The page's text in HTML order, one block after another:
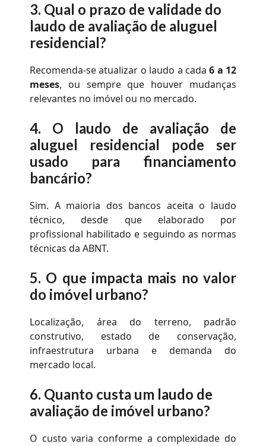
3. Qual o prazo de validade do
laudo de avaliação de aluguel
residencial?
Recomenda-se atualizar o laudo a cada6 a 12
meses, ou sempre que houver mudanças
relevantes no imóvel ou no mercado.
4. O laudo de avaliação de
aluguel residencial pode ser
usado para financiamento
bancário?
Sim. A maioria dos bancos aceita o laudo
técnico, desde que elaborado por
profissional habilitado e seguindo as normas
técnicas da ABNT.
5. O que impacta mais no valor
do imóvel urbano?
Localização, área do terreno, padrão
construtivo, estado de conservação,
infraestrutura urbana e demanda do
mercado local.
6. Quanto custa um laudo de
avaliação de imóvel urbano?
O custo varia conforme a complexidade do